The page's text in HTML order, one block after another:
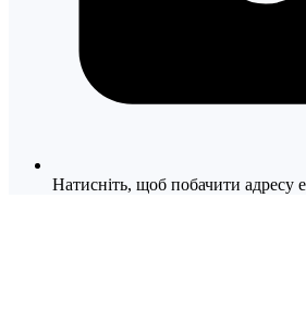
Натисніть, щоб побачити адресу